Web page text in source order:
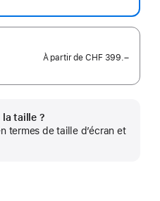
À partir deCHF 399.–
la taille ?
termes de taille d’écran et